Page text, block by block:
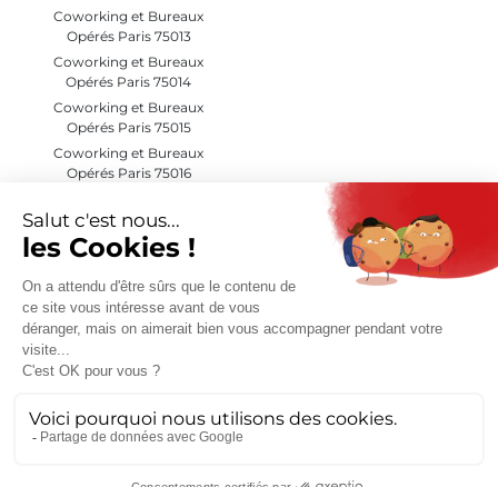
Coworking et Bureaux
Opérés Paris 75013
Coworking et Bureaux
Opérés Paris 75014
Coworking et Bureaux
Opérés Paris 75015
Coworking et Bureaux
Opérés Paris 75016
Opérés Paris 75017
Coworking et Bureaux
Opérés Paris 75018
Coworking et Bureaux
Opérés Paris 75019
Coworking et Bureaux
Opérés Paris 75020
Coworking et Bureaux